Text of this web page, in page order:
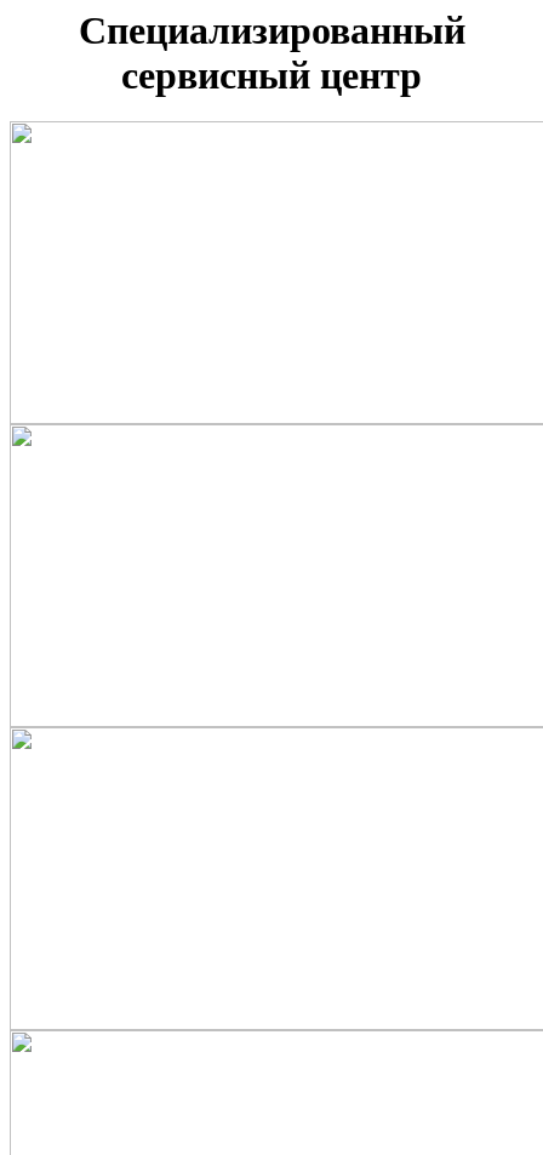
Специализированный
сервисный центр